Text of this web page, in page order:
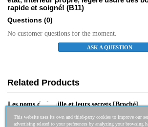
rapide et soigné! (B11)
Questions (0)
No customer questions for the moment.
ASK A QUESTION
Related Products
Les noms de famille et leurs secrets [Broché]
This website uses its own and third-party cookies to improve our
advertising related to your preferences by analyzing your browsing